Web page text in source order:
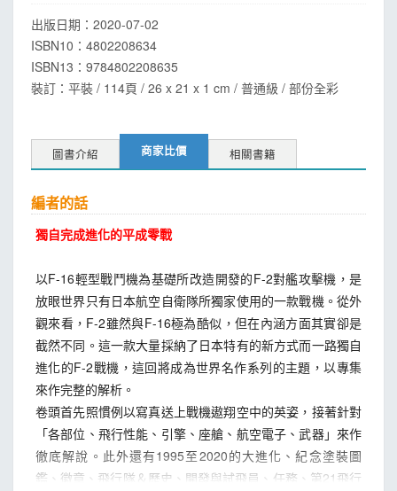
出版日期： 2020-07-02
ISBN10：4802208634
ISBN13： 9784802208635
裝訂：平裝 / 114頁 / 26 x 21 x 1 cm / 普通級 / 部份全彩
圖書介紹 商家比價 相關書籍
編者的話
獨自完成進化的平成零戰
以F-16輕型戰鬥機為基礎所改造開發的F-2對艦攻擊機，是
放眼世界只有日本航空自衛隊所獨家使用的一款戰機。從外
觀來看，F-2雖然與F-16極為酷似，但在內涵方面其實卻是
截然不同。這一款大量採納了日本特有的新方式而一路獨自
進化的F-2戰機，這回將成為世界名作系列的主題，以專集
來作完整的解析。
卷頭首先照慣例以寫真送上戰機遨翔空中的英姿，接著針對
「各部位、飛行性能、引擎、座艙、航空電子、武器」來作
徹底解說。此外還有1995至2020的大進化、紀念塗裝圖
鑑、徽章、飛行隊＆歷史、開發與試飛員、任務、第21飛行